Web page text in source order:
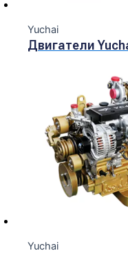
Yuchai
Двигатели
Yuchai